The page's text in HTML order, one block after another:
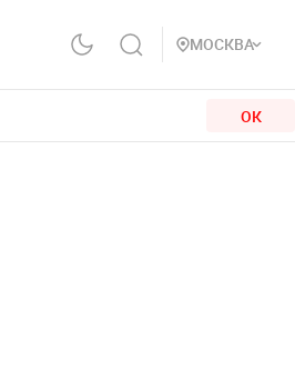
МОСКВА
ОК